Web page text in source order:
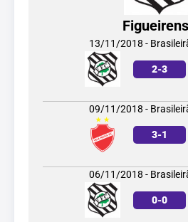
13/11/2018 -
2-3
09/11/2018 -
3-1
06/11/2018 -
0-0